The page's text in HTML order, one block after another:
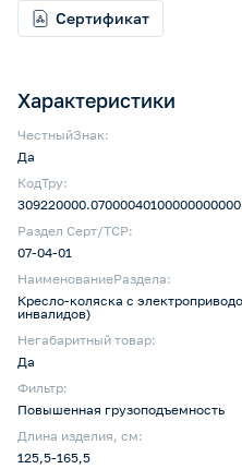
Характеристики
ЧестныйЗнак:
Да
КодТру:
309220000.07000040100000000000
Раздел Серт/ТСР:
07-04-01
НаименованиеРаздела:
Кресло-коляска с
инвалидов)
Негабаритный товар:
Да
Фильтр:
Повышенная грузоподъемность
Длина изделия, см:
125,5-165,5
Сертификат